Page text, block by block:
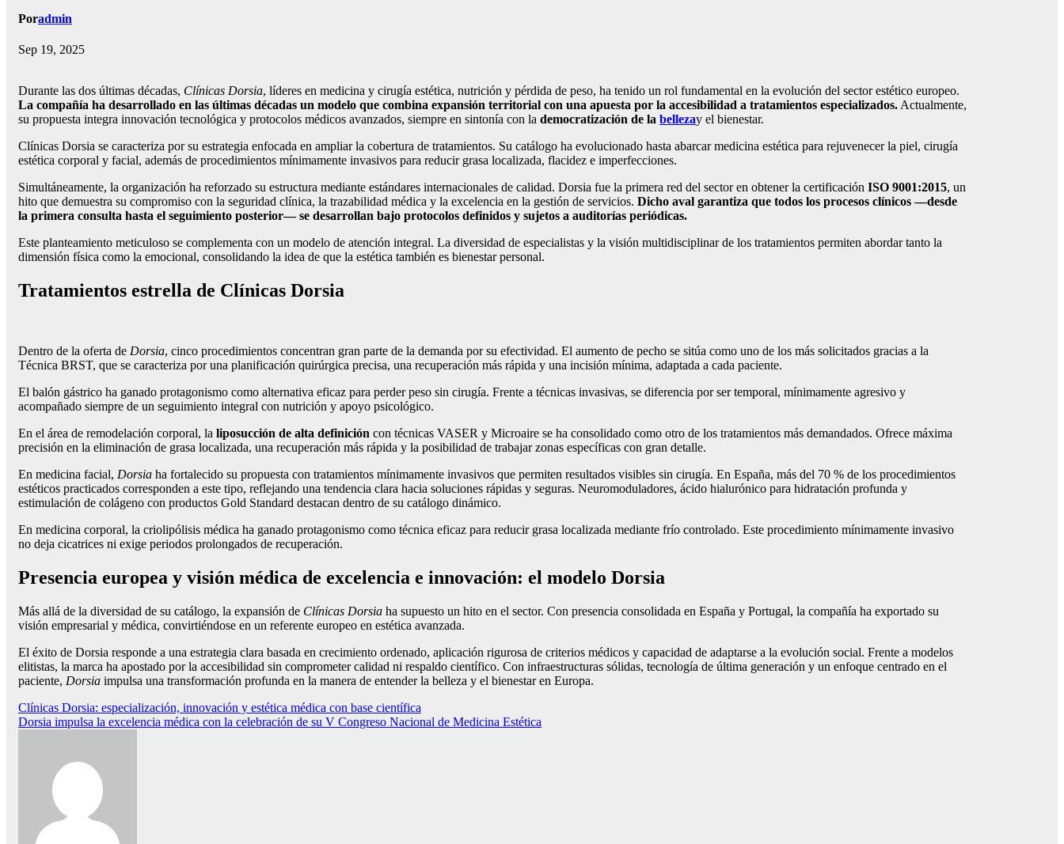
Poradmin
Sep 19, 2025
Durante las dos últimas décadas, Clínicas Dorsia, líderes en medicina y cirugía estética, nutrición y pérdida de peso, ha tenido un rol fundamental en la evolución del sector estético europeo.
La compañía ha desarrollado en las últimas décadas un modelo que combina expansión territorial con una apuesta por la accesibilidad a tratamientos especializados. Actualmente,
su propuesta integra innovación tecnológica y protocolos médicos avanzados, siempre en sintonía con la democratización de la bellezay el bienestar.
Clínicas Dorsia se caracteriza por su estrategia enfocada en ampliar la cobertura de tratamientos. Su catálogo ha evolucionado hasta abarcar medicina estética para rejuvenecer la piel, cirugía
estética corporal y facial, además de procedimientos mínimamente invasivos para reducir grasa localizada, flacidez e imperfecciones.
Simultáneamente, la organización ha reforzado su estructura mediante estándares internacionales de calidad. Dorsia fue la primera red del sector en obtener la certificación ISO 9001:2015, un
hito que demuestra su compromiso con la seguridad clínica, la trazabilidad médica y la excelencia en la gestión de servicios. Dicho aval garantiza que todos los procesos clínicos —desde
la primera consulta hasta el seguimiento posterior— se desarrollan bajo protocolos definidos y sujetos a auditorías periódicas.
Este planteamiento meticuloso se complementa con un modelo de atención integral. La diversidad de especialistas y la visión multidisciplinar de los tratamientos permiten abordar tanto la
dimensión física como la emocional, consolidando la idea de que la estética también es bienestar personal.
Tratamientos estrella de Clínicas Dorsia
Dentro de la oferta de Dorsia, cinco procedimientos concentran gran parte de la demanda por su efectividad. El aumento de pecho se sitúa como uno de los más solicitados gracias a la
Técnica BRST, que se caracteriza por una planificación quirúrgica precisa, una recuperación más rápida y una incisión mínima, adaptada a cada paciente.
El balón gástrico ha ganado protagonismo como alternativa eficaz para perder peso sin cirugía. Frente a técnicas invasivas, se diferencia por ser temporal, mínimamente agresivo y
acompañado siempre de un seguimiento integral con nutrición y apoyo psicológico.
En el área de remodelación corporal, la liposucción de alta definición con técnicas VASER y Microaire se ha consolidado como otro de los tratamientos más demandados. Ofrece máxima
precisión en la eliminación de grasa localizada, una recuperación más rápida y la posibilidad de trabajar zonas específicas con gran detalle.
En medicina facial, Dorsia ha fortalecido su propuesta con tratamientos mínimamente invasivos que permiten resultados visibles sin cirugía. En España, más del 70 % de los procedimientos
estéticos practicados corresponden a este tipo, reflejando una tendencia clara hacia soluciones rápidas y seguras. Neuromoduladores, ácido hialurónico para hidratación profunda y
estimulación de colágeno con productos Gold Standard destacan dentro de su catálogo dinámico.
En medicina corporal, la criolipólisis médica ha ganado protagonismo como técnica eficaz para reducir grasa localizada mediante frío controlado. Este procedimiento mínimamente invasivo
no deja cicatrices ni exige periodos prolongados de recuperación.
Presencia europea y visión médica de excelencia e innovación: el modelo Dorsia
Más allá de la diversidad de su catálogo, la expansión de Clínicas Dorsia ha supuesto un hito en el sector. Con presencia consolidada en España y Portugal, la compañía ha exportado su
visión empresarial y médica, convirtiéndose en un referente europeo en estética avanzada.
El éxito de Dorsia responde a una estrategia clara basada en crecimiento ordenado, aplicación rigurosa de criterios médicos y capacidad de adaptarse a la evolución social. Frente a modelos
elitistas, la marca ha apostado por la accesibilidad sin comprometer calidad ni respaldo científico. Con infraestructuras sólidas, tecnología de última generación y un enfoque centrado en el
paciente, Dorsia impulsa una transformación profunda en la manera de entender la belleza y el bienestar en Europa.
Navegación
de
Clínicas Dorsia: especialización, innovación y estética médica con base científica
Dorsia impulsa la excelencia médica con la celebración de su V Congreso Nacional de Medicina Estética